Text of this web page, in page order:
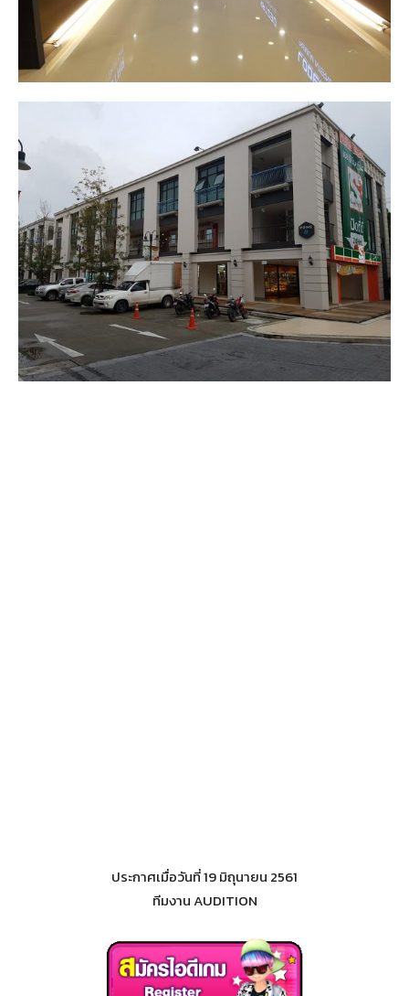
ประกาศเมื่อวันที่ 19 มิถุนายน 2561
ทีมงาน AUDITION